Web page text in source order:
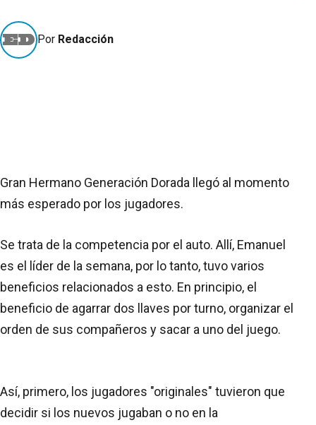
Por Redacción
Gran Hermano Generación Dorada llegó al momento
más esperado por los jugadores.
Se trata de la competencia por el auto. Allí, Emanuel
es el líder de la semana, por lo tanto, tuvo varios
beneficios relacionados a esto. En principio, el
beneficio de agarrar dos llaves por turno, organizar el
orden de sus compañeros y sacar a uno del juego.
Así, primero, los jugadores "originales" tuvieron que
decidir si los nuevos jugaban o no en la